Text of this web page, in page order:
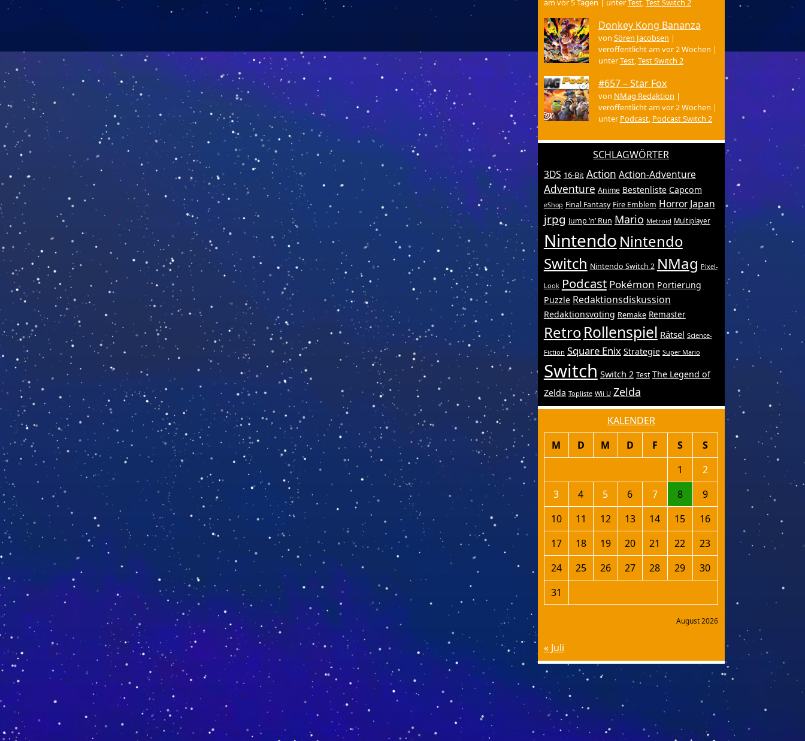
am vor 5 Tagen | unterTest,Test Switch 2
Donkey Kong Bananza
von Sören Jacobsen |
veröffentlicht am vor 2 Wochen |
unterTest,Test Switch 2
#657 – Star Fox
von NMag Redaktion |
veröffentlicht am vor 2 Wochen |
unter Podcast, Podcast Switch 2
SCHLAGWÖRTER
3DS 16-Bit Action Action-Adventure
Adventure Anime Bestenliste Capcom
eShop Final Fantasy Fire Emblem Horror Japan
jrpg Jump ’n’ Run Mario Metroid Multiplayer
Nintendo Nintendo
Switch Nintendo Switch 2 NMag Pixel-
Look Podcast Pokémon Portierung
Puzzle Redaktionsdiskussion
Redaktionsvoting Remake Remaster
RetroRollenspiel Rätsel Science-
Fiction Square Enix Strategie Super Mario
Switch Switch 2 Test The Legend of
Zelda Topliste Wii U Zelda
KALENDER
August 2026
M D M D F S
S
1
2
3
4 5 6 7 8
9
10
11 12 13 14 15
16
17
18 19 20 21 22
23
24
25 26 27 28 29
30
31
« Juli